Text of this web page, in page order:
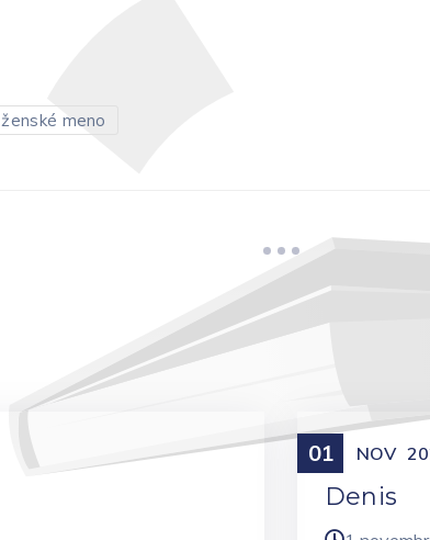
ženské meno
01 NOV
Meniny
Denis